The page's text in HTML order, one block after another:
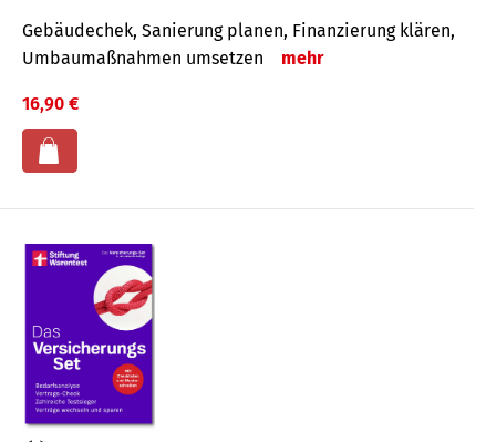
Gebäudechek, Sanierung planen, Finanzierung klären,
Umbaumaßnahmen umsetzen
mehr
16,90 €